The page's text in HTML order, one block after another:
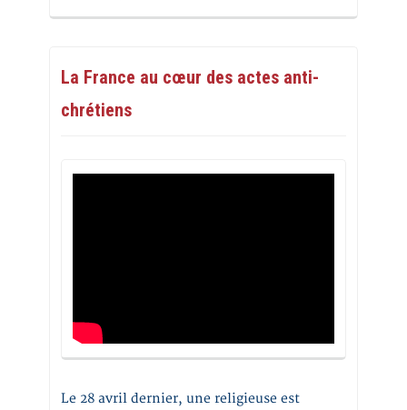
La France au cœur des actes anti-
chrétiens
Le 28 avril dernier, une religieuse est